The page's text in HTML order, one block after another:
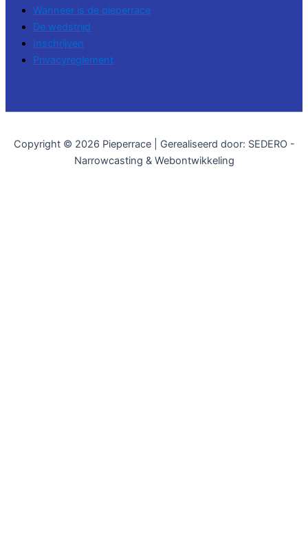
Wanneer is de pieperrace
De wedstrijd
Inschrijven
Privacyreglement
Copyright © 2026 Pieperrace | Gerealiseerd door: SEDERO -
Narrowcasting & Webontwikkeling